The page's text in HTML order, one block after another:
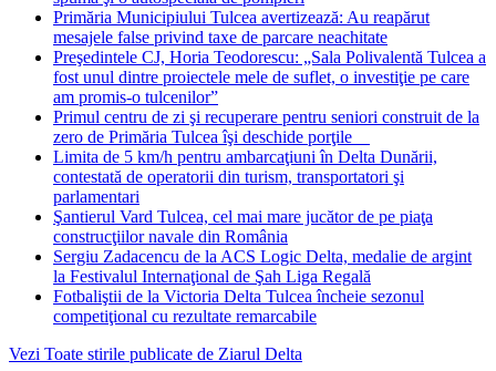
Primăria Municipiului Tulcea avertizează: Au reapărut
mesajele false privind taxe de parcare neachitate
Preşedintele CJ, Horia Teodorescu: „Sala Polivalentă Tulcea a
fost unul dintre proiectele mele de suflet, o investiţie pe care
am promis-o tulcenilor”
Primul centru de zi şi recuperare pentru seniori construit de la
zero de Primăria Tulcea îşi deschide porţile
Limita de 5 km/h pentru ambarcaţiuni în Delta Dunării,
contestată de operatorii din turism, transportatori şi
parlamentari
Şantierul Vard Tulcea, cel mai mare jucător de pe piaţa
construcţiilor navale din România
Sergiu Zadacencu de la ACS Logic Delta, medalie de argint
la Festivalul Internaţional de Şah Liga Regală
Fotbaliştii de la Victoria Delta Tulcea încheie sezonul
competiţional cu rezultate remarcabile
Vezi Toate stirile publicate de Ziarul Delta